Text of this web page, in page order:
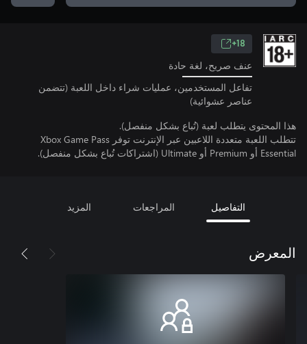
18+
عنف صريح، لغة حادة
تفاعل المستخدمين، عمليات شراء داخل اللعبة (تتضمن
عناصر عشوائية)
هذا المحتوى يتطلب لعبة (تُباع بشكل منفصل).
تتطلب اللعبة متعددة اللاعبين عبر الإنترنت توفر Xbox Game Pass
Essential أو Premium أو Ultimate (اشتراكات تُباع بشكل منفصل).
التفاصيل المراجعات المزيد
المعرض